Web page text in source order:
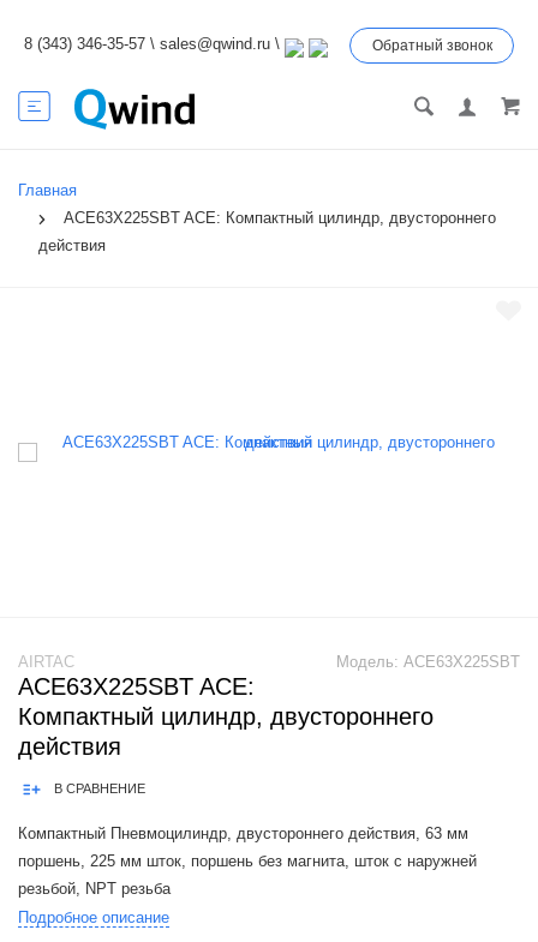
8 (343) 346-35-57 \ sales@qwind.ru \ Обратный звонок
Главная
ACE63X225SBT ACE: Компактный цилиндр, двустороннего
действия
Модель: ACE63X225SBT
AIRTAC
ACE63X225SBT ACE:
Компактный цилиндр, двустороннего
действия
В СРАВНЕНИЕ
Компактный Пневмоцилиндр, двустороннего действия, 63 мм
поршень, 225 мм шток, поршень без магнита, шток с наружней
резьбой, NPT резьба
Подробное описание